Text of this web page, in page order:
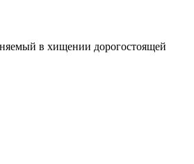
в хищении дорогостоящей